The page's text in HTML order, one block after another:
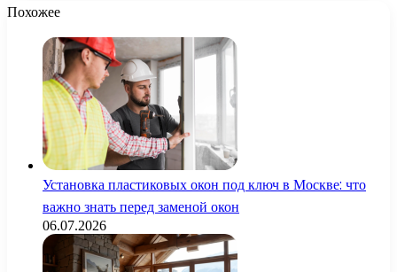
Похожее
Установка пластиковых окон под ключ в Москве: что
важно знать перед заменой окон
06.07.2026